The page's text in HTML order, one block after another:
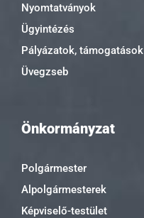
Nyomtatványok
Ügyintézés
Pályázatok, támogatások
Üvegzseb
Önkormányzat
Polgármester
Alpolgármesterek
Képviselő-testület